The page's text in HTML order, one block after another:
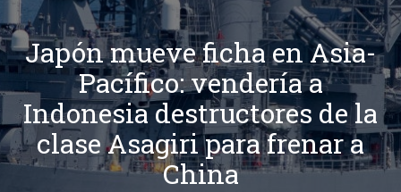
Japón mueve ficha en Asia-
Pacífico: vendería a
Indonesia destructores de la
clase Asagiri para frenar a
China